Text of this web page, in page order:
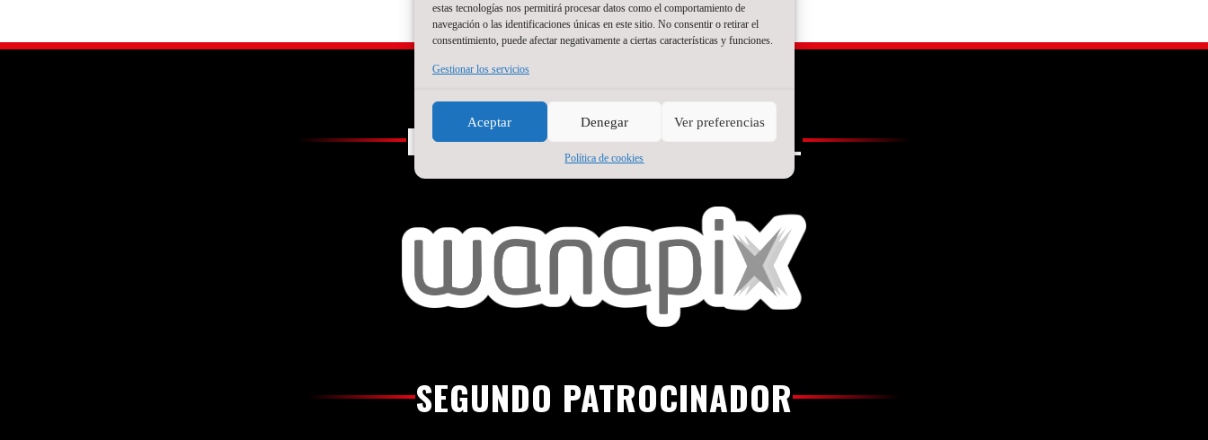
estas tecnologías nos permitirá procesar datos como el comportamiento de
navegación o las identificaciones únicas en este sitio. No consentir o retirar el
consentimiento, puede afectar negativamente a ciertas características y funciones.
Gestionar los servicios
Aceptar Denegar Ver preferencias
Política de cookies
PATROCINADOR PRINCIPAL
SEGUNDO PATROCINADOR